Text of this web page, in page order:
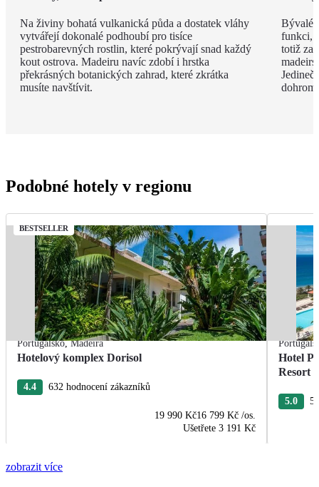
Na živiny bohatá vulkanická půda a dostatek vláhy
vytvářejí dokonalé podhoubí pro tisíce
pestrobarevných rostlin, které pokrývají snad každý
kout ostrova. Madeiru navíc zdobí i hrstka
překrásných botanických zahrad, které zkrátka
musíte navštívit.
Bývalé
funkci,
totiž
Podobné hotely v regionu
BESTSELLER
Portugalsko,Madeira
Hotelový komplex Dorisol
4.4 632 hodnocení zákazníků
19 990 Kč16 799 Kč /os.
Ušetřete 3 191 Kč
Hotel
Resort
5.0
zobrazit více